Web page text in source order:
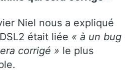
Niel nous a expliqué
était liée « à un bug
corrigé » le plus